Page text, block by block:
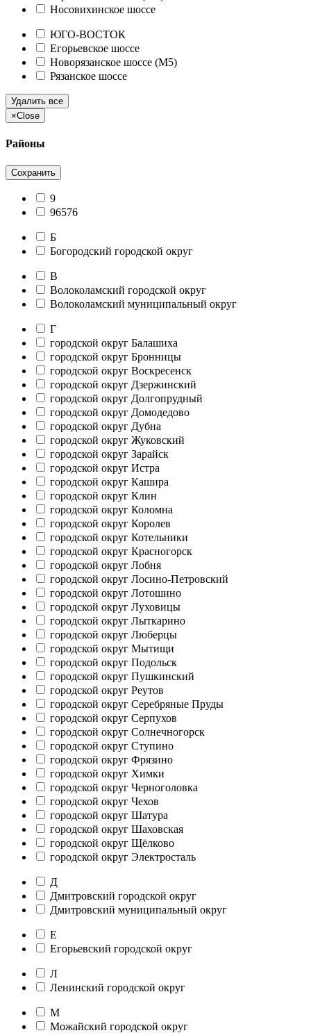
Носовихинское шоссе
ЮГО-ВОСТОК
Егорьевское шоссе
Новорязанское шоссе (М5)
Рязанское шоссе
Удалить все
×Close
Районы
Сохранить
9
96576
Б
Богородский городской округ
В
Волоколамский городской округ
Волоколамский муниципальный округ
Г
городской округ Балашиха
городской округ Бронницы
городской округ Воскресенск
городской округ Дзержинский
городской округ Долгопрудный
городской округ Домодедово
городской округ Дубна
городской округ Жуковский
городской округ Зарайск
городской округ Истра
городской округ Кашира
городской округ Клин
городской округ Коломна
городской округ Королев
городской округ Котельники
городской округ Красногорск
городской округ Лобня
городской округ Лосино-Петровский
городской округ Лотошино
городской округ Луховицы
городской округ Лыткарино
городской округ Люберцы
городской округ Мытищи
городской округ Подольск
городской округ Пушкинский
городской округ Реутов
городской округ Серебряные Пруды
городской округ Серпухов
городской округ Солнечногорск
городской округ Ступино
городской округ Фрязино
городской округ Химки
городской округ Черноголовка
городской округ Чехов
городской округ Шатура
городской округ Шаховская
городской округ Щёлково
городской округ Электросталь
Д
Дмитровский городской округ
Дмитровский муниципальный округ
Е
Егорьевский городской округ
Л
Ленинский городской округ
М
Можайский городской округ